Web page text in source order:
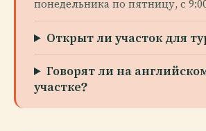
понедельника по пятницу, с
Открыт ли участок для
Говорят ли на
участке?